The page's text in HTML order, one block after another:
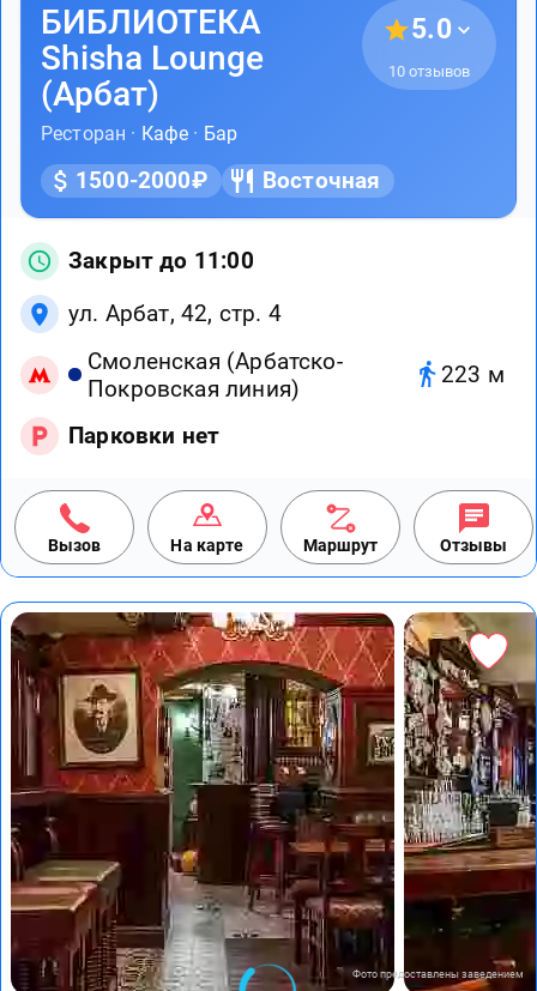
БИБЛИОТЕКА
Shisha Lounge
(Арбат)
Ресторан · Кафе · Бар
5.0
10 отзывов
1500-2000₽ Восточная
Закрыт до 11:00
ул. Арбат, 42, стр. 4
Смоленская (Арбатско-
Покровская линия)
223 м
Парковки нет
Вызов На карте Маршрут Отзывы
Фото предоставлены заведением